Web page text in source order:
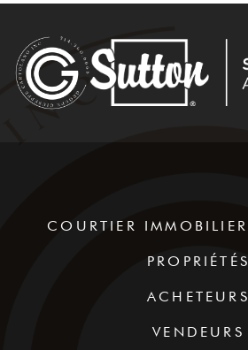
COURTIER
PROPRIÉTÉS
ACHETEURS
VENDEURS